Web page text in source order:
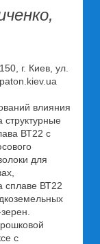
г. Киев, ул.
влияния
ВТ22 с
для
сплаве ВТ22
с